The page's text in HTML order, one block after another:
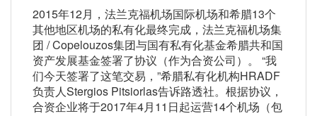
2015年12月，法兰克福机场国际机场和希腊13个
其他地区机场的私有化最终完成，法兰克福机场集
团 / Copelouzos集团与国有私有化基金希腊共和国
资产发展基金签署了协议（作为合资公司）。 “我
们今天签署了这笔交易，”希腊私有化机构HRADF
负责人Stergios Pitsiorlas告诉路透社。根据协议，
合资企业将于2017年4月11日起运营14个机场（包